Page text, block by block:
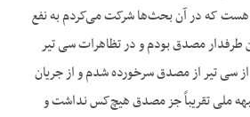
که در آن بحث‌ها شرکت می‌کردم به نفع
تا سی تیر ۱۳۳۱ من طرفدار مصدق بودم و در تظاهرات سی تیر
سی تیر از مصدق سرخورده شدم و از جریان
ملی تقریباً جز مصدق هیچ‌کس نداشت و